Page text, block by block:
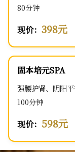
80分钟
现价： 398元
固本培元SPA
强腰护肾、阴阳
100分钟
现价： 598元